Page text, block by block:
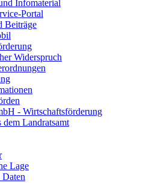
Infomaterial
Portal
Beiträge
Widerspruch
- Wirtschaftsförderung
Landratsamt
Lage
Daten